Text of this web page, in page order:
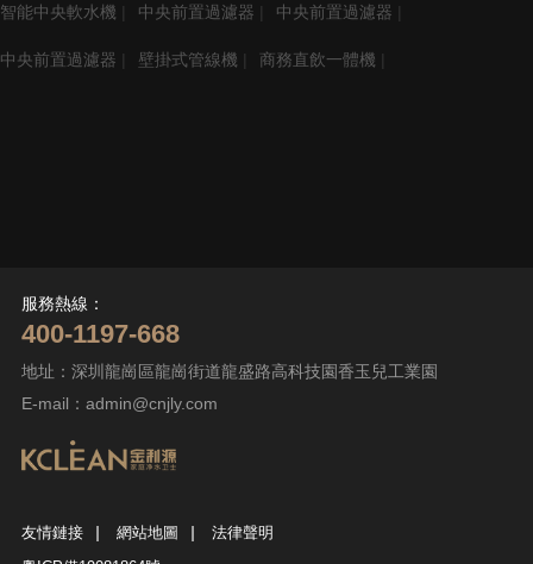
智能中央軟水機 中央前置過濾器 中央前置過濾器
中央前置過濾器 壁掛式管線機 商務直飲一體機
服務熱線：
400-1197-668
地址：深圳龍崗區龍崗街道龍盛路高科技園香玉兒工業園
E-mail： admin@cnjly.com
友情鏈接 | 網站地圖 |
法律聲明